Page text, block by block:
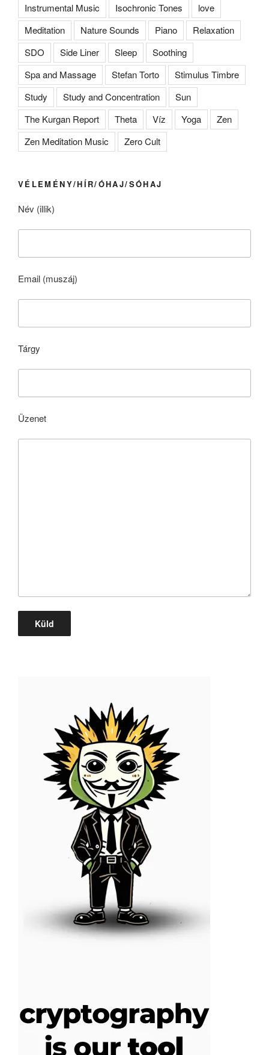
Instrumental Music Isochronic Tones
love
Meditation
Nature Sounds Piano
Relaxation
SDO
Side Liner Sleep
Soothing
Spa and Massage
Stefan Torto
Stimulus Timbre
Study
Study and Concentration
Sun
The Kurgan Report
Theta Víz Yoga
Zen
Zen Meditation Music
Zero Cult
VÉLEMÉNY/HÍR/ÓHAJ/SÓHAJ
Név (illik)
Email (muszáj)
Tárgy
Üzenet